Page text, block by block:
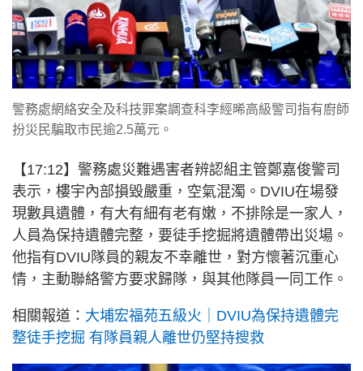
警務處網絡安全及科技罪案調查科李經晞高級警司指有廚師
扮災民騙取市民逾2.5萬元。
【17:12】警務處災難遇害者辨認組主管鄭嘉俊警司
表示，樓宇內部損毀嚴重，空氣混濁。DVIU在場發
現數具遺體，有大有細有老有嫩，不排除是一家人，
人員為保持遺體完整，要徒手挖掘將遺體帶出災場。
他指有DVIU隊員的親友不幸離世，對方懷著沉重心
情，主動聯絡警方要求歸隊，與其他隊員一同工作。
相關報道： 大埔宏福苑五級火｜DVIU為保持遺體完
整徒手挖掘 有隊員親人離世仍堅持搜救